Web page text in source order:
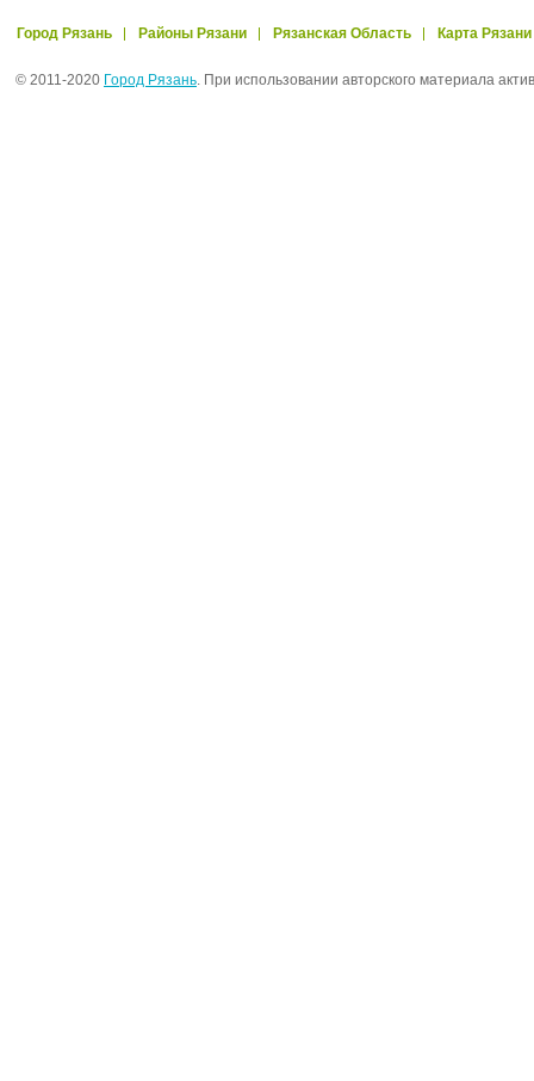
Город Рязань Районы Рязани Рязанская Область Карта Рязани
© 2011-2020 Город Рязань. При использовании авторского материала